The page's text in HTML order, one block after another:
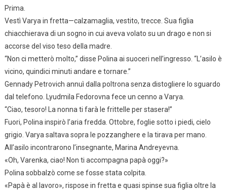
Prima.
Vestì Varya in fretta—calzamaglia, vestito, trecce. Sua figlia
chiacchierava di un sogno in cui aveva volato su un drago e non si
accorse del viso teso della madre.
“Non ci metterò molto,” disse Polina ai suoceri nell’ingresso. “L’asilo è
vicino, quindici minuti andare e tornare.”
Gennady Petrovich annuì dalla poltrona senza distogliere lo sguardo
dal telefono. Lyudmila Fedorovna fece un cenno a Varya.
“Ciao, tesoro! La nonna ti farà le frittelle per stasera!”
Fuori, Polina inspirò l’aria fredda. Ottobre, foglie sotto i piedi, cielo
grigio. Varya saltava sopra le pozzanghere e la tirava per mano.
All’asilo incontrarono l’insegnante, Marina Andreyevna.
«Oh, Varenka, ciao! Non ti accompagna papà oggi?»
Polina sobbalzò come se fosse stata colpita.
«Papà è al lavoro», rispose in fretta e quasi spinse sua figlia oltre la